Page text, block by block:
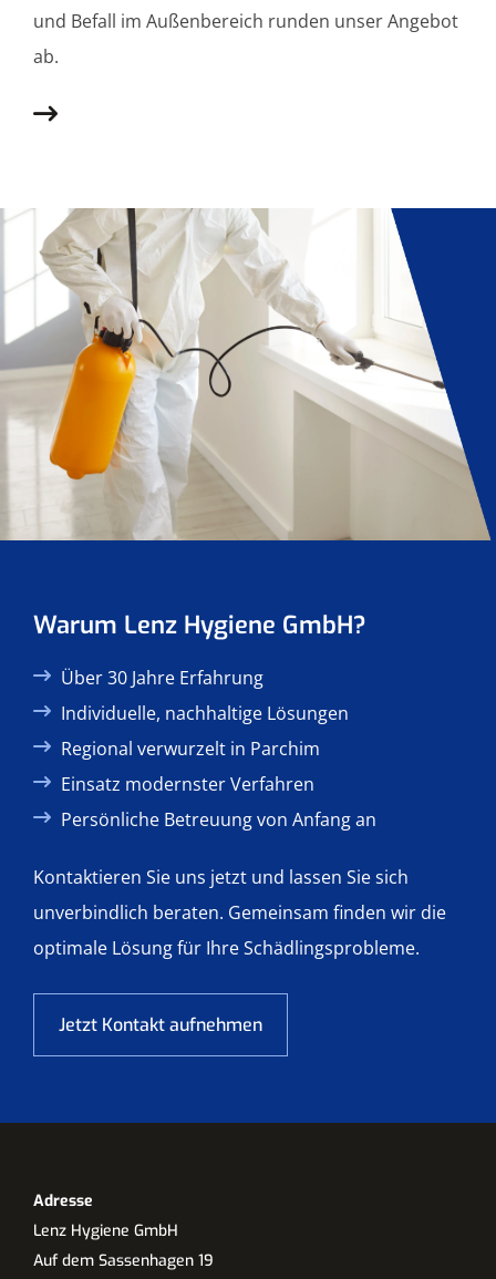
und Befall im Außenbereich runden unser Angebot
ab.

Warum Lenz Hygiene GmbH?
Über 30 Jahre Erfahrung
Individuelle, nachhaltige Lösungen
Regional verwurzelt in Parchim
Einsatz modernster Verfahren
Persönliche Betreuung von Anfang an
Kontaktieren Sie uns jetzt und lassen Sie sich
unverbindlich beraten. Gemeinsam finden wir die
optimale Lösung für Ihre Schädlingsprobleme.
Jetzt Kontakt aufnehmen
Adresse
Lenz Hygiene GmbH
Auf dem Sassenhagen 19